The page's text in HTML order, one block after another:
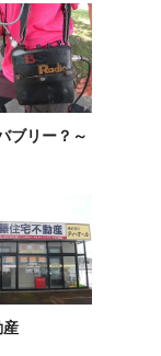
ブリー？～
産